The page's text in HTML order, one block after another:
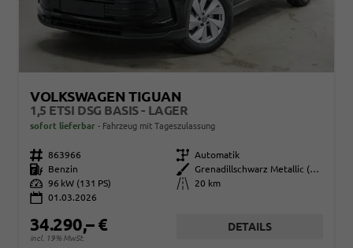
VOLKSWAGEN TIGUAN
1,5 ETSI DSG BASIS - LAGER
sofort lieferbar Fahrzeug mit Tageszulassung
Fahrzeugnr. 863966 Getriebe Automatik
Kraftstoff
Benzin Außenfarbe
Grenadillschwarz Metallic (0E)
Leistung 96 kW (131 PS) Kilometerstand
20 km
01.03.2026
34.290,– €
incl. 19% MwSt.
DETAILS